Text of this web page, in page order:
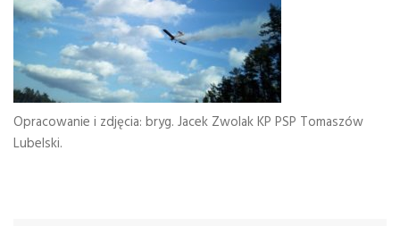
Opracowanie i zdjęcia: bryg. Jacek Zwolak KP PSP Tomaszów
Lubelski.